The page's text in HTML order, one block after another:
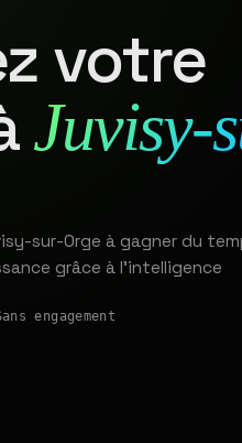
votre
Juvisy-
sur-Orge à gagner du
grâce à l'intelligence
engagement